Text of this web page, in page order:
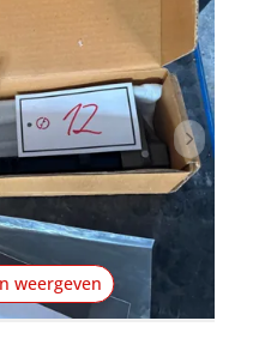
weergeven